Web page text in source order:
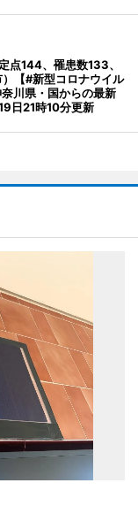
点144、罹患数133、
【#新型コロナウイル
川県・国からの最新
日21時10分更新